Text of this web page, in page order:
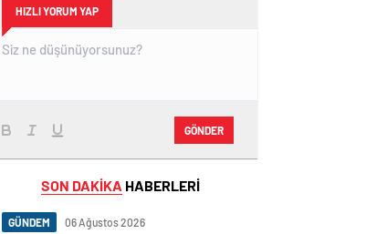
HIZLI YORUM YAP
GÖNDER
SON DAKİKA HABERLERİ
GÜNDEM 06 Ağustos 2026